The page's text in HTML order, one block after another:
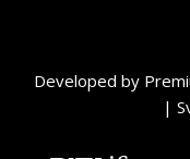
Developed by
|